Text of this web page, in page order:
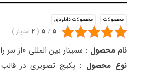
محصولات محصولات دانلودی
5
/
5
(
2 امتیاز)
نام محصول : سمینار بین المللی «از سر
نوع محصول : پکیج تصویری در